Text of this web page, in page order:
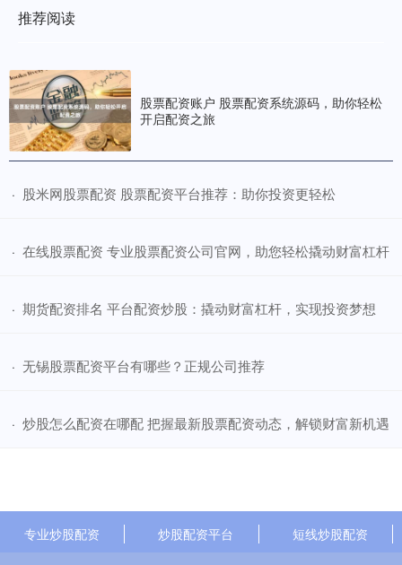
推荐阅读
股票配资账户 股票配资系统源码，助你轻松
开启配资之旅
· ​股米网股票配资 股票配资平台推荐：助你投资更轻松
· ​在线股票配资 专业股票配资公司官网，助您轻松撬动财富杠杆
· ​期货配资排名 平台配资炒股：撬动财富杠杆，实现投资梦想
· ​无锡股票配资平台有哪些？正规公司推荐
· ​炒股怎么配资在哪配 把握最新股票配资动态，解锁财富新机遇
专业炒股配资 炒股配资平台 短线炒股配资